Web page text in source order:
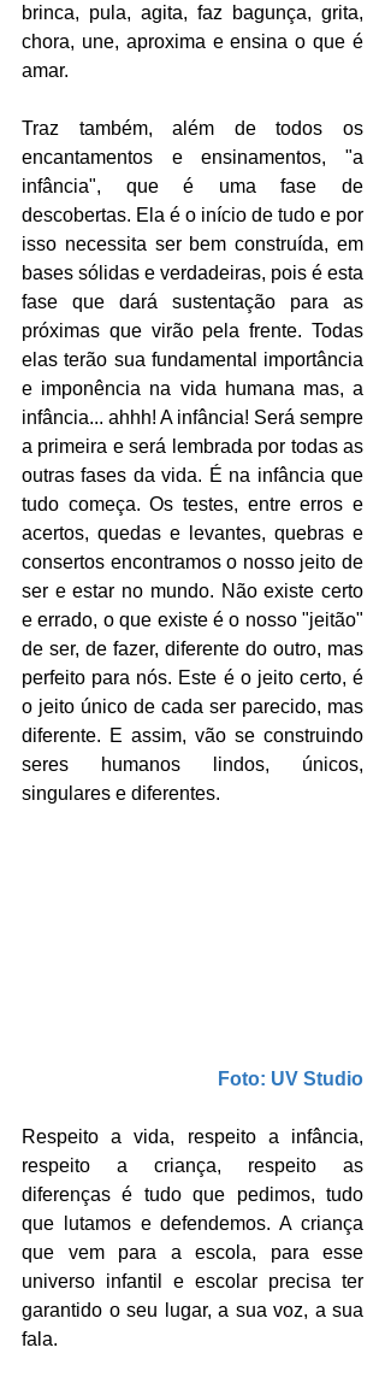
brinca, pula, agita, faz bagunça, grita,
chora, une, aproxima e ensina o que é
amar.
Traz também, além de todos os
encantamentos e ensinamentos, "a
infância", que é uma fase de
descobertas. Ela é o início de tudo e por
isso necessita ser bem construída, em
bases sólidas e verdadeiras, pois é esta
fase que dará sustentação para as
próximas que virão pela frente. Todas
elas terão sua fundamental importância
e imponência na vida humana mas, a
infância... ahhh! A infância! Será sempre
a primeira e será lembrada por todas as
outras fases da vida. É na infância que
tudo começa. Os testes, entre erros e
acertos, quedas e levantes, quebras e
consertos encontramos o nosso jeito de
ser e estar no mundo. Não existe certo
e errado, o que existe é o nosso "jeitão"
de ser, de fazer, diferente do outro, mas
perfeito para nós. Este é o jeito certo, é
o jeito único de cada ser parecido, mas
diferente. E assim, vão se construindo
seres humanos lindos, únicos,
singulares e diferentes.
Foto: UV Studio
Respeito a vida, respeito a infância,
respeito a criança, respeito as
diferenças é tudo que pedimos, tudo
que lutamos e defendemos. A criança
que vem para a escola, para esse
universo infantil e escolar precisa ter
garantido o seu lugar, a sua voz, a sua
fala.